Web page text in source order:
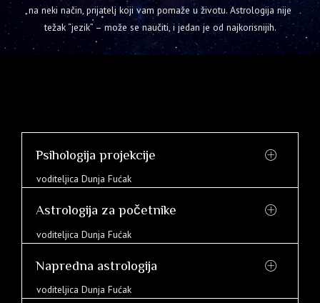
na neki način, prijatelj koji vam pomaže u životu. Astrologija nije
težak “jezik” – može se naučiti, i jedan je od najkorisnijih.
Psihologija projekcije
voditeljica Dunja Fućak
Astrologija za početnike
voditeljica Dunja Fućak
Napredna astrologija
voditeljica Dunja Fućak